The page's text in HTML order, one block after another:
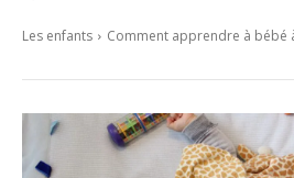
Les enfants Comment apprendre à bébé